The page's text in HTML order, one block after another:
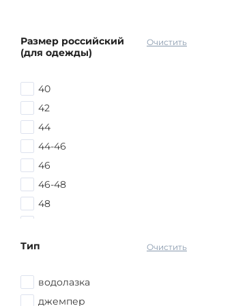
Очистить
Размер российский
(для одежды)
40
42
44
44-46
46
46-48
48
48-52
50-52
52
Очистить
Тип
водолазка
джемпер